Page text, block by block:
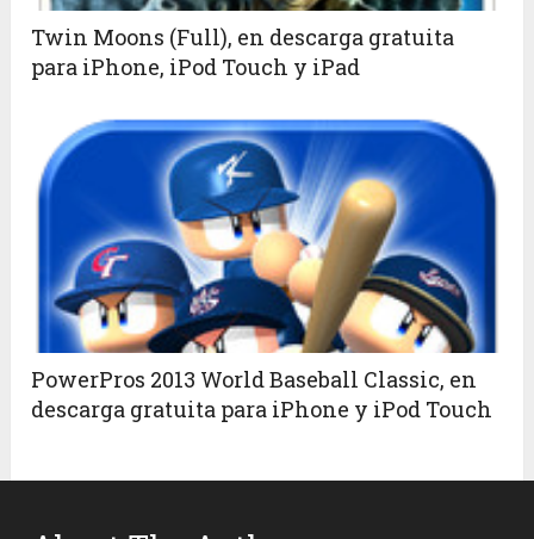
Twin Moons (Full), en descarga gratuita
para iPhone, iPod Touch y iPad
PowerPros 2013 World Baseball Classic, en
descarga gratuita para iPhone y iPod Touch